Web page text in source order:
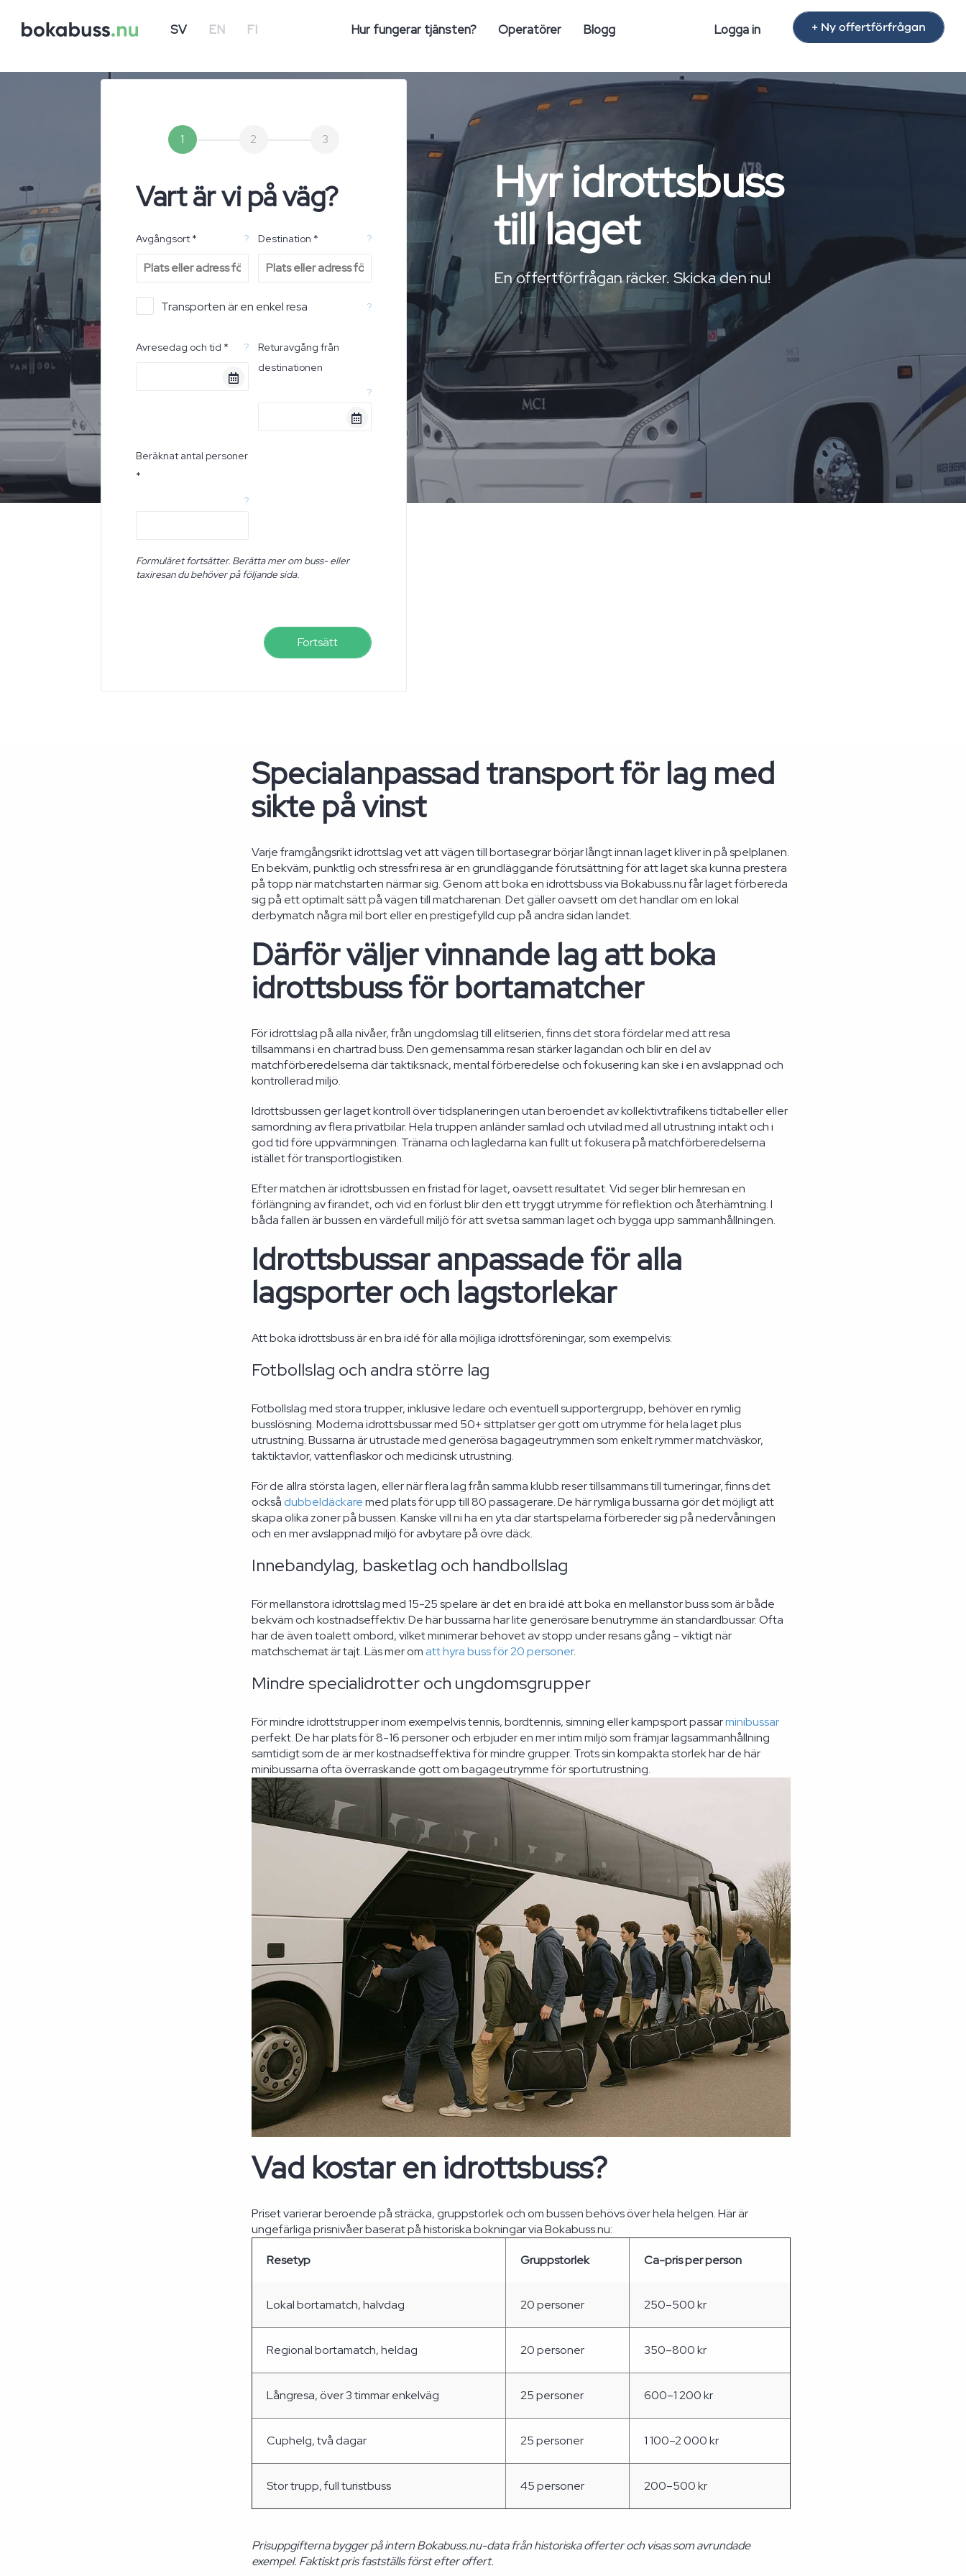
SV EN FI Hur fungerar tjänsten? Operatörer Blogg Logga in + Ny offertförfrågan
1 2 3
Vart är vi på väg?
Avgångsort * ? Destination * ?
Transporten är en enkel resa ?
Avresedag och tid * ?
Returavgång från
destinationen
?
Beräknat antal personer
*
?
Formuläret fortsätter. Berätta mer om buss- eller
taxiresan du behöver på följande sida.
Fortsätt
Hyr idrottsbuss
till laget
En offertförfrågan räcker. Skicka den nu!
Specialanpassad transport för lag med
sikte på vinst
Varje framgångsrikt idrottslag vet att vägen till bortasegrar börjar långt innan laget kliver in på spelplanen.
En bekväm, punktlig och stressfri resa är en grundläggande förutsättning för att laget ska kunna prestera
på topp när matchstarten närmar sig. Genom att boka en idrottsbuss via Bokabuss.nu får laget förbereda
sig på ett optimalt sätt på vägen till matcharenan. Det gäller oavsett om det handlar om en lokal
derbymatch några mil bort eller en prestigefylld cup på andra sidan landet.
Därför väljer vinnande lag att boka
idrottsbuss för bortamatcher
För idrottslag på alla nivåer, från ungdomslag till elitserien, finns det stora fördelar med att resa
tillsammans i en chartrad buss. Den gemensamma resan stärker lagandan och blir en del av
matchförberedelserna där taktiksnack, mental förberedelse och fokusering kan ske i en avslappnad och
kontrollerad miljö.
Idrottsbussen ger laget kontroll över tidsplaneringen utan beroendet av kollektivtrafikens tidtabeller eller
samordning av flera privatbilar. Hela truppen anländer samlad och utvilad med all utrustning intakt och i
god tid före uppvärmningen. Tränarna och lagledarna kan fullt ut fokusera på matchförberedelserna
istället för transportlogistiken.
Efter matchen är idrottsbussen en fristad för laget, oavsett resultatet. Vid seger blir hemresan en
förlängning av firandet, och vid en förlust blir den ett tryggt utrymme för reflektion och återhämtning. I
båda fallen är bussen en värdefull miljö för att svetsa samman laget och bygga upp sammanhållningen.
Idrottsbussar anpassade för alla
lagsporter och lagstorlekar
Att boka idrottsbuss är en bra idé för alla möjliga idrottsföreningar, som exempelvis:
Fotbollslag och andra större lag
Fotbollslag med stora trupper, inklusive ledare och eventuell supportergrupp, behöver en rymlig
busslösning. Moderna idrottsbussar med 50+ sittplatser ger gott om utrymme för hela laget plus
utrustning. Bussarna är utrustade med generösa bagageutrymmen som enkelt rymmer matchväskor,
taktiktavlor, vattenflaskor och medicinsk utrustning.
För de allra största lagen, eller när flera lag från samma klubb reser tillsammans till turneringar, finns det
också dubbeldäckaremed plats för upp till 80 passagerare. De här rymliga bussarna gör det möjligt att
skapa olika zoner på bussen. Kanske vill ni ha en yta där startspelarna förbereder sig på nedervåningen
och en mer avslappnad miljö för avbytare på övre däck.
Innebandylag, basketlag och handbollslag
För mellanstora idrottslag med 15-25 spelare är det en bra idé att boka en mellanstor buss som är både
bekväm och kostnadseffektiv. De här bussarna har lite generösare benutrymme än standardbussar. Ofta
har de även toalett ombord, vilket minimerar behovet av stopp under resans gång – viktigt när
matchschemat är tajt. Läs mer om att hyra buss för 20 personer.
Mindre specialidrotter och ungdomsgrupper
För mindre idrottstrupper inom exempelvis tennis, bordtennis, simning eller kampsport passarminibussar
perfekt. De har plats för 8-16 personer och erbjuder en mer intim miljö som främjar lagsammanhållning
samtidigt som de är mer kostnadseffektiva för mindre grupper. Trots sin kompakta storlek har de här
minibussarna ofta överraskande gott om bagageutrymme för sportutrustning.
Vad kostar en idrottsbuss?
Priset varierar beroende på sträcka, gruppstorlek och om bussen behövs över hela helgen. Här är
ungefärliga prisnivåer baserat på historiska bokningar via Bokabuss.nu:
Resetyp Gruppstorlek Ca-pris per person
Lokal bortamatch, halvdag 20 personer 250–500 kr
Regional bortamatch, heldag 20 personer 350–800 kr
Långresa, över 3 timmar enkelväg 25 personer 600–1 200 kr
Cuphelg, två dagar 25 personer 1 100–2 000 kr
Stor trupp, full turistbuss 45 personer 200–500 kr
Prisuppgifterna bygger på intern Bokabuss.nu-data från historiska offerter och visas som avrundade
exempel. Faktiskt pris fastställs först efter offert.